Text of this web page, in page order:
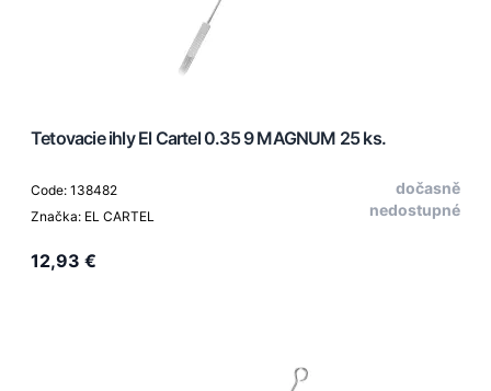
Tetovacie ihly El Cartel 0.35 9 MAGNUM 25 ks.
Code: 138482
Značka: EL CARTEL
dočasně
nedostupné
12,93 €